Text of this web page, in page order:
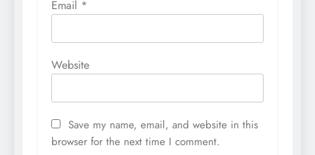
Email *
Website
Save my name, email, and website in this
browser for the next time I comment.